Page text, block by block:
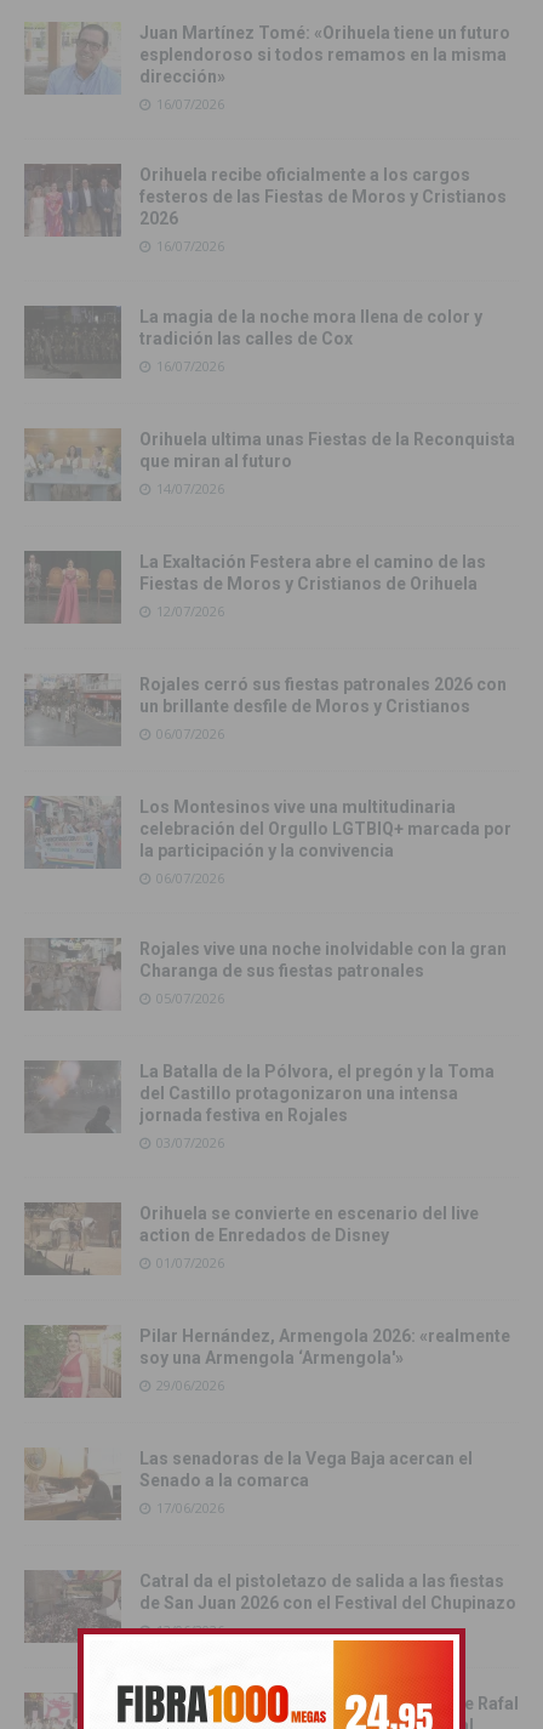
Juan Martínez Tomé: «Orihuela tiene un futuro
esplendoroso si todos remamos en la misma
dirección»
16/07/2026
Orihuela recibe oficialmente a los cargos
festeros de las Fiestas de Moros y Cristianos
2026
16/07/2026
La magia de la noche mora llena de color y
tradición las calles de Cox
16/07/2026
Orihuela ultima unas Fiestas de la Reconquista
que miran al futuro
14/07/2026
La Exaltación Festera abre el camino de las
Fiestas de Moros y Cristianos de Orihuela
12/07/2026
Rojales cerró sus fiestas patronales 2026 con
un brillante desfile de Moros y Cristianos
06/07/2026
Los Montesinos vive una multitudinaria
celebración del Orgullo LGTBIQ+ marcada por
la participación y la convivencia
06/07/2026
Rojales vive una noche inolvidable con la gran
Charanga de sus fiestas patronales
05/07/2026
La Batalla de la Pólvora, el pregón y la Toma
del Castillo protagonizaron una intensa
jornada festiva en Rojales
03/07/2026
Orihuela se convierte en escenario del live
action de Enredados de Disney
01/07/2026
Pilar Hernández, Armengola 2026: «realmente
soy una Armengola ‘Armengola'»
29/06/2026
Las senadoras de la Vega Baja acercan el
Senado a la comarca
17/06/2026
Catral da el pistoletazo de salida a las fiestas
de San Juan 2026 con el Festival del Chupinazo
13/06/2026
Rafal celebra la tercera edición del Día de Rafal